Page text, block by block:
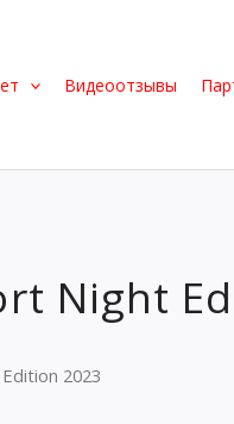
Видеоотзывы
Night
2023